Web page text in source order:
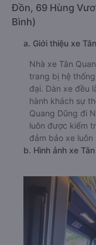
Đồn, 69 Hùng
Bình)
a. Giới thiệu xe
Nhà xe Tân
trang bị hệ
đại. Dàn xe đều
hành khách sự
Quang Dũng đi
luôn được kiểm
đảm bảo xe
b. Hình ảnh xe